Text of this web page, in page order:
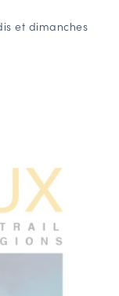
et dimanches